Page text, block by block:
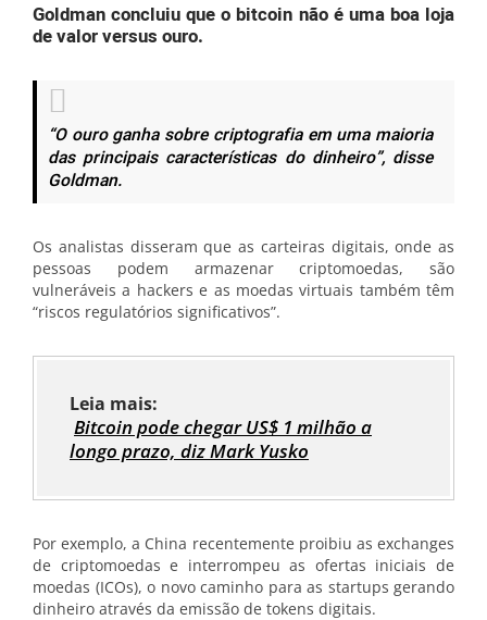
Goldman concluiu que o bitcoin não é uma boa loja
de valor versus ouro.
“O ouro ganha sobre criptografia em uma maioria
das principais características do dinheiro”, disse
Goldman.
Os analistas disseram que as carteiras digitais, onde as
pessoas podem armazenar criptomoedas, são
vulneráveis a hackers e as moedas virtuais também têm
“riscos regulatórios significativos”.
Leia mais:
Bitcoin pode chegar US$ 1 milhão a
longo prazo, diz Mark Yusko
Por exemplo, a China recentemente proibiu as exchanges
de criptomoedas e interrompeu as ofertas iniciais de
moedas (ICOs), o novo caminho para as startups gerando
dinheiro através da emissão de tokens digitais.